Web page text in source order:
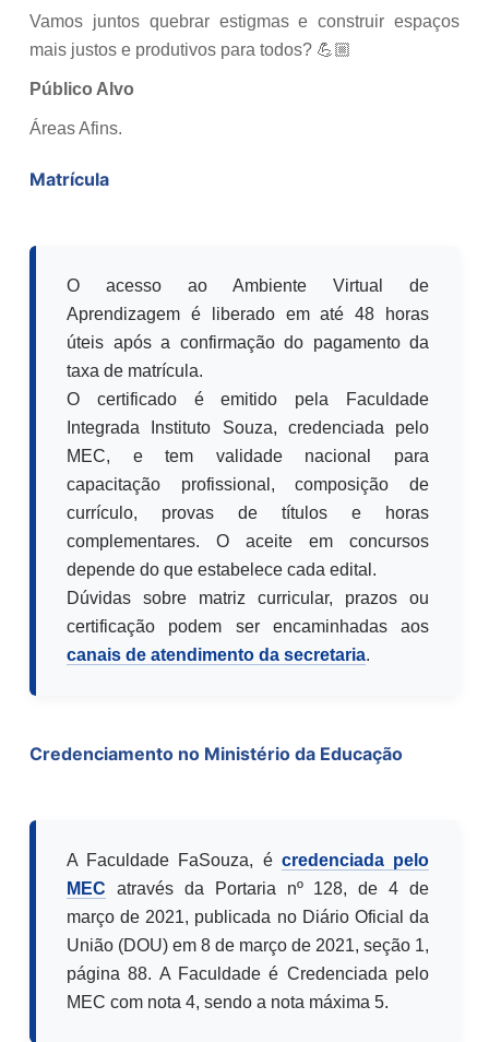
Vamos juntos quebrar estigmas e construir espaços
mais justos e produtivos para todos? 💪🏼
Público Alvo
Áreas Afins.
Matrícula
O acesso ao Ambiente Virtual de
Aprendizagem é liberado em até 48 horas
úteis após a confirmação do pagamento da
taxa de matrícula.
O certificado é emitido pela Faculdade
Integrada Instituto Souza, credenciada pelo
MEC, e tem validade nacional para
capacitação profissional, composição de
currículo, provas de títulos e horas
complementares. O aceite em concursos
depende do que estabelece cada edital.
Dúvidas sobre matriz curricular, prazos ou
certificação podem ser encaminhadas aos
canais de atendimento da secretaria.
Credenciamento no Ministério da Educação
A Faculdade FaSouza, é credenciada pelo
MEC através da Portaria nº 128, de 4 de
março de 2021, publicada no Diário Oficial da
União (DOU) em 8 de março de 2021, seção 1,
página 88. A Faculdade é Credenciada pelo
MEC com nota 4, sendo a nota máxima 5.